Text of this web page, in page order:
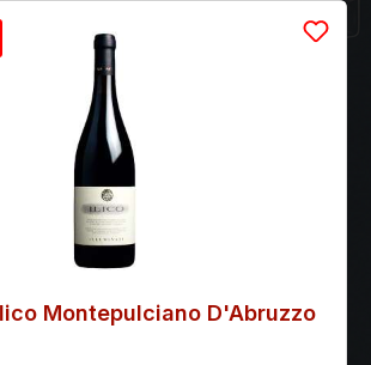
Montepulciano D'Abruzzo